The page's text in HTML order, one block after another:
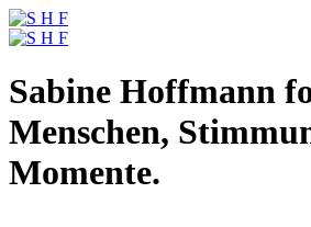
Sabine Hoffmann
Menschen,
Momente.